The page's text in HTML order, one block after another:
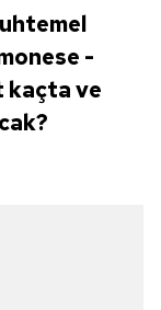
-
kaçta ve